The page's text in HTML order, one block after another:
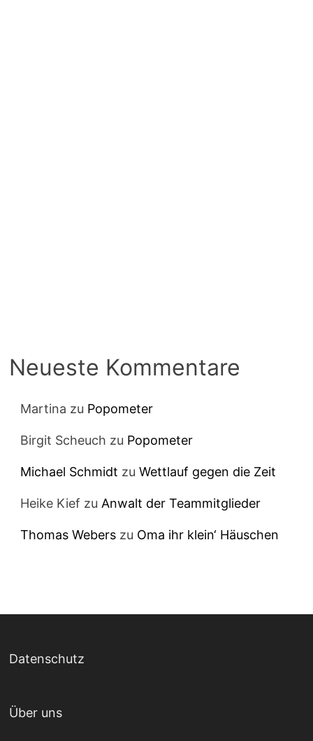
Neueste Kommentare
Martina zu Popometer
Birgit Scheuch zu Popometer
Michael Schmidt zuWettlauf gegen die Zeit
Heike Kief zuAnwalt der Teammitglieder
Thomas Webers zu Oma ihr klein‘ Häuschen
Datenschutz
Über uns